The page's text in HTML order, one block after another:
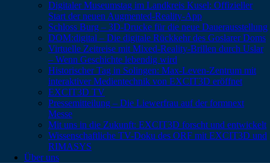
Digitaler Museumstag im Landkreis Kusel: Offizieller
Start der neuen Augmented-Reality-App
Schloss Burg – 3D-Drucke für die neue Dauerausstellung
DOM:digital – Die digitale Rückkehr des Goslarer Doms
Virtuelle Zeitreise mit Mixed-Reality-Brillen durch Uslar
– Wenn Geschichte lebendig wird
Historischer Tag in Solingen: Max-Leven-Zentrum mit
interaktiver Medientechnik von EXCIT3D eröffnet
EXCIT3D TV
Pressemitteilung – Die Liewerfrau auf der formnext
Messe
Mit uns in die Zukunft: EXCIT3D forscht und entwickelt
Wissenschaftliche TV-Doku des ORF mit EXCIT3D und
RIMASYS
Über uns